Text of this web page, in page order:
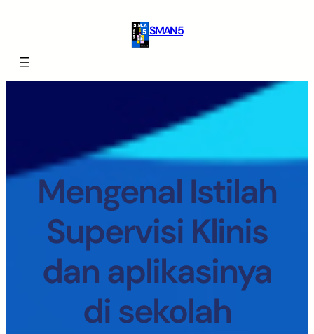
SMAN 5
Mengenal Istilah
Supervisi Klinis
dan aplikasinya
di sekolah